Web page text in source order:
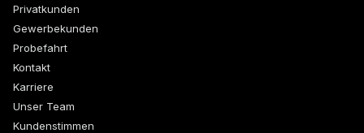
Privatkunden
Gewerbekunden
Probefahrt
Kontakt
Karriere
Unser Team
Kundenstimmen